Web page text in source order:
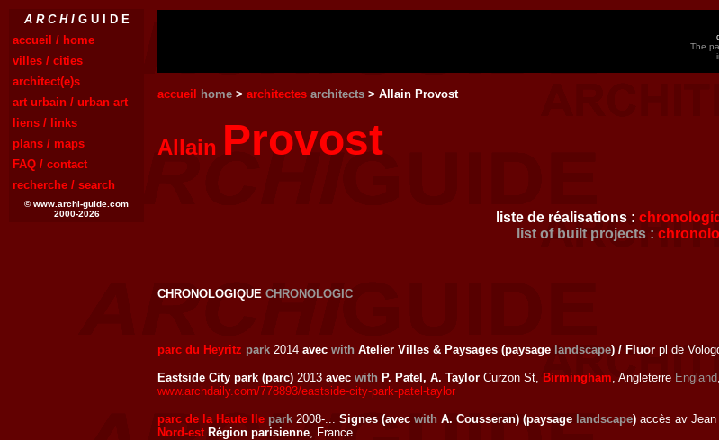
A R C H IG U I D E
accueil / home
villes / cities
architect(e)s
art urbain / urban art
liens / links
plans / maps
FAQ / contact
recherche / search
© www.archi-guide.com
2000-2026
The
accueil home > architectes architects > Allain Provost
Allain Provost
liste de réalisations :
list of built projects :
CHRONOLOGIQUE CHRONOLOGIC
parc du Heyritz park 2014 avec with Atelier Villes & Paysages (paysage landscape) / Fluor pl de
Eastside City park (parc) 2013 avec with P. Patel, A. Taylor Curzon St, Birmingham, Angleterre England
www.archdaily.com/778893/eastside-city-park-patel-taylor
parc de la Haute Ile park 2008-... Signes (avec with A. Cousseran) (paysage landscape) accès av Jean
Nord-est Région parisienne, France